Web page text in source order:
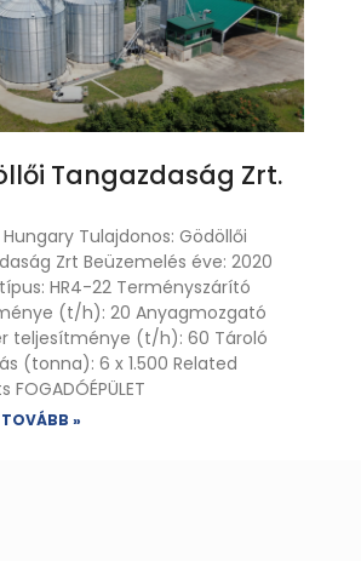
Tangazdaság Zrt.
Tulajdonos: Gödöllői
Zrt Beüzemelés éve: 2020
HR4-22 Terményszárító
(t/h): 20 Anyagmozgató
teljesítménye (t/h): 60 Tároló
(tonna): 6 x 1.500 Related
FOGADÓÉPÜLET
»